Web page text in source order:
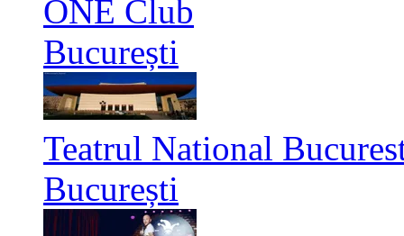
ONE Club
București
Teatrul National
București